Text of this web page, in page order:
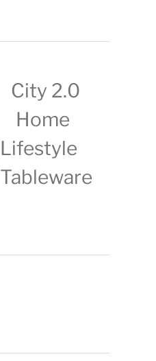
City 2.0
Home
Lifestyle
Tableware